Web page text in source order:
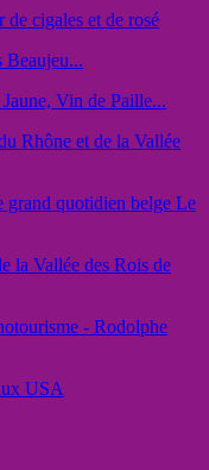
de cigales et de rosé
Beaujeu...
Vin de Paille...
Rhône et de la Vallée
grand quotidien belge Le
la Vallée des Rois de
- Rodolphe
USA